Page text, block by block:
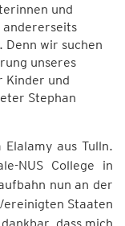
und
andererseits
Denn wir suchen
unseres
Kinder und
Stephan
aus Tulln.
NUS College in
nun an der
Staaten